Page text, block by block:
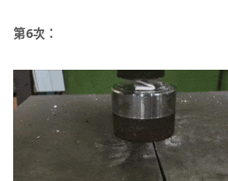
第6次：